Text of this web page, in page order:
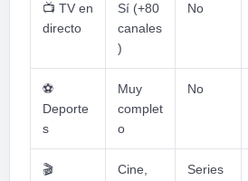
📺 TV en
directo
Sí (+80
canales
)
No
⚽
Deporte
s
Muy
complet
o
No
🎬
Cine,
Series